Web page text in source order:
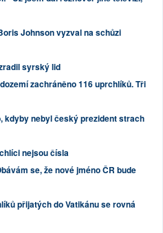
Johnson vyzval na schůzi
syrský lid
zachráněno 116 uprchlíků. Tři
kdyby nebyl český prezident strach
nejsou čísla
se, že nové jméno ČR bude
přijatých do Vatikánu se rovná